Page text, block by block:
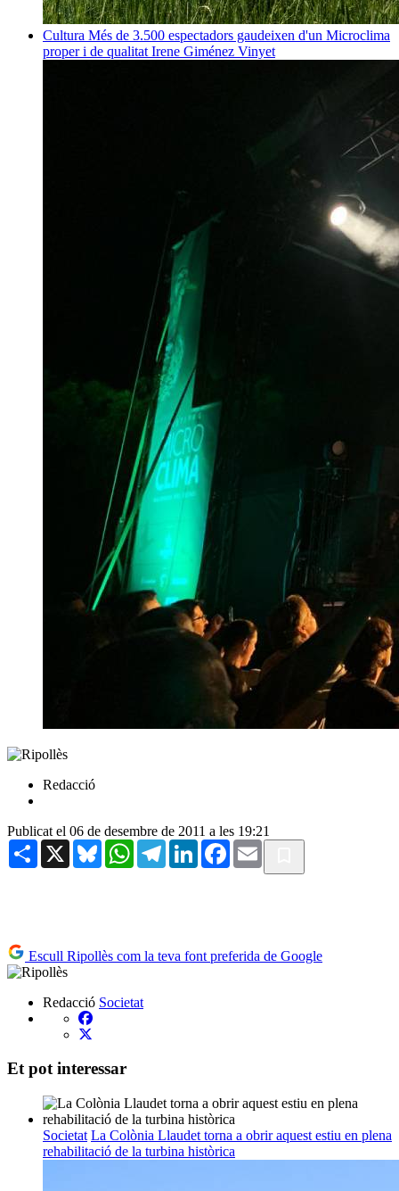
Cultura Més de 3.500 espectadors gaudeixen d'un Microclima
proper i de qualitat Irene Giménez Vinyet
Redacció
Publicat el 06 de desembre de 2011 a les 19:21
Share X BlueskyWhatsAppTelegramLinkedInFacebook
Email
Escull Ripollès com la teva font preferida de Google
Redacció Societat
Et pot interessar
Societat La Colònia Llaudet torna a obrir aquest estiu en plena
rehabilitació de la turbina històrica